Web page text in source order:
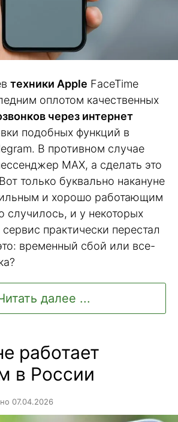
техники Apple FaceTime
оплотом качественных
через интернет
подобных функций в
В противном случае
MAX, а сделать это
только буквально накануне
и хорошо работающим
случилось, и у некоторых
практически перестал
временный сбой или все-
далее ...
работает
в России
07.04.2026